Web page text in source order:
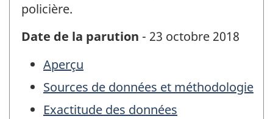
policière.
Date de la parution - 23 octobre 2018
Aperçu
Sources de données et méthodologie
Exactitude des données